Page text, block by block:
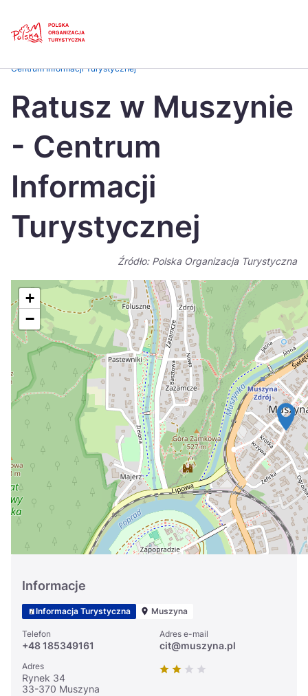
Česká 中国
Dansk
Italiano
Nederlands
Suomi
Україна
Zamknij
Centrum Informacji Turystycznej
Ratusz w Muszynie
- Centrum
Informacji
Turystycznej
Źródło: Polska Organizacja Turystyczna
+
−
Informacje
Informacja Turystyczna Muszyna
Telefon
+48 185349161
Adres e-mail
cit@muszyna.pl
Adres
Rynek 34
33-370 Muszyna